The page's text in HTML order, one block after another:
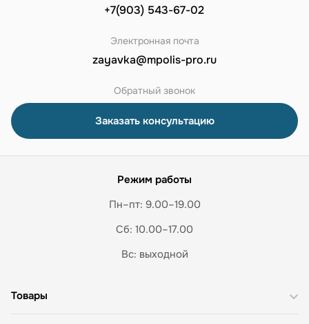
+7(903) 543-67-02
Электронная почта
zayavka@mpolis-pro.ru
Обратный звонок
Заказать консультацию
Режим работы
Пн–пт: 9.00–19.00
Сб: 10.00–17.00
Вс: выходной
Товары